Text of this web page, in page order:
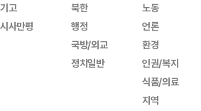
기고
시사만평
북한
행정
국방/외교
정치일반
노동
언론
환경
인권/복지
식품/의료
지역